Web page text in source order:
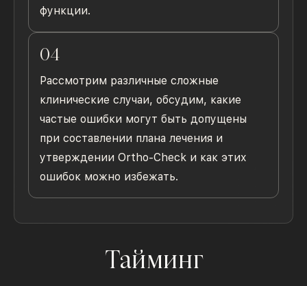
функции.
04
Рассмотрим различные сложные
клинические случаи, обсудим, какие
частые ошибки могут быть допущены
при составлении плана лечения и
утверждении Ortho-Check и как этих
ошибок можно избежать.
Тайминг